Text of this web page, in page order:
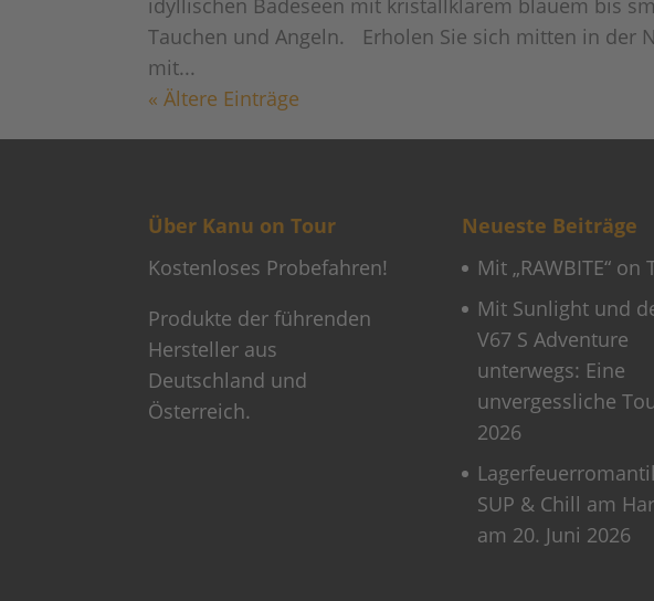
idyllischen Badeseen mit kristallklarem blauem bis
Tauchen und Angeln. Erholen Sie sich mitten in der
mit...
« Ältere Einträge
Über Kanu on Tour
Kostenloses Probefahren!
Produkte der führenden
Hersteller aus
Deutschland und
Österreich.
Neueste Beiträge
Mit „RAWBITE“ on
Mit Sunlight und
V67 S Adventure
unterwegs: Eine
unvergessliche
2026
SUP & Chill am
am 20. Juni 2026